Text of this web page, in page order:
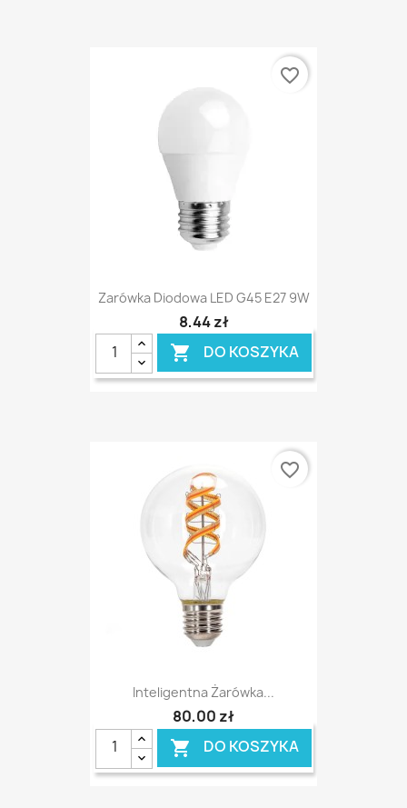
Zarówka Diodowa LED G45 E27 9W
8,44 zł
 DO KOSZYKA
favorite_border
Inteligentna Żarówka...
80,00 zł
 DO KOSZYKA
favorite_border